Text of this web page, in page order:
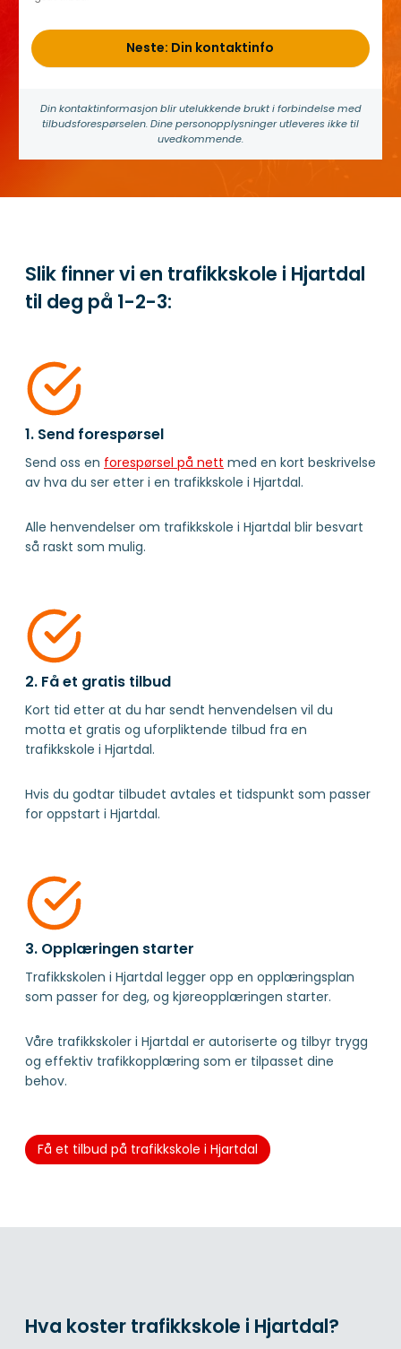
Neste: Din kontaktinfo
Din kontakt­informasjon blir utelukkende brukt i forbindelse med
tilbuds­forespørselen. Dine person­­opplysninger utleveres ikke til
uvedkommende.
Slik finner vi en trafikkskole i Hjartdal
til deg på 1-2-3:
1. Send forespørsel
Send oss en forespørsel på nett med en kort beskrivelse
av hva du ser etter i en trafikkskole i Hjartdal.
Alle henvendelser om trafikkskole i Hjartdal blir besvart
så raskt som mulig.
2. Få et gratis tilbud
Kort tid etter at du har sendt henvendelsen vil du
motta et gratis og uforpliktende tilbud fra en
trafikkskole i Hjartdal.
Hvis du godtar tilbudet avtales et tidspunkt som passer
for oppstart i Hjartdal.
3. Opplæringen starter
Trafikkskolen i Hjartdal legger opp en opplæringsplan
som passer for deg, og kjøreopplæringen starter.
Våre trafikkskoler i Hjartdal er autoriserte og tilbyr trygg
og effektiv trafikkopplæring som er tilpasset dine
behov.
Få et tilbud på trafikkskole i Hjartdal
Hva koster trafikkskole i Hjartdal?